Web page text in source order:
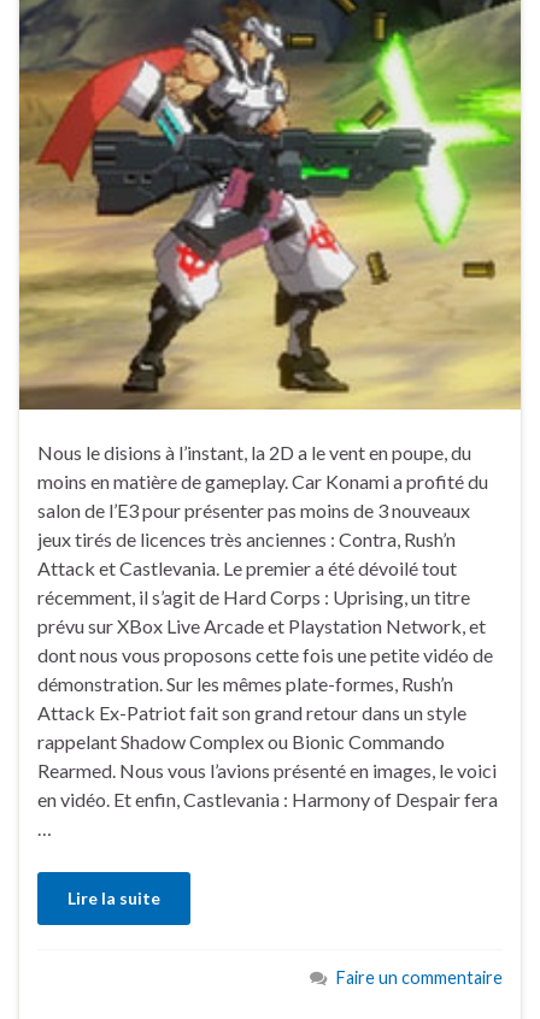
Nous le disions à l’instant, la 2D a le vent en poupe, du
moins en matière de gameplay. Car Konami a profité du
salon de l’E3 pour présenter pas moins de 3 nouveaux
jeux tirés de licences très anciennes : Contra, Rush’n
Attack et Castlevania. Le premier a été dévoilé tout
récemment, il s’agit de Hard Corps : Uprising, un titre
prévu sur XBox Live Arcade et Playstation Network, et
dont nous vous proposons cette fois une petite vidéo de
démonstration. Sur les mêmes plate-formes, Rush’n
Attack Ex-Patriot fait son grand retour dans un style
rappelant Shadow Complex ou Bionic Commando
Rearmed. Nous vous l’avions présenté en images, le voici
en vidéo. Et enfin, Castlevania : Harmony of Despair fera
…
Lire la suite
Faire un commentaire